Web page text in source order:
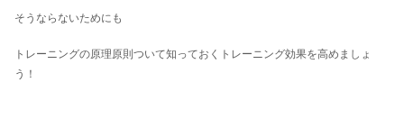
そうならないためにも
トレーニングの原理原則ついて知っておくトレーニング効果を高めましょ
う！